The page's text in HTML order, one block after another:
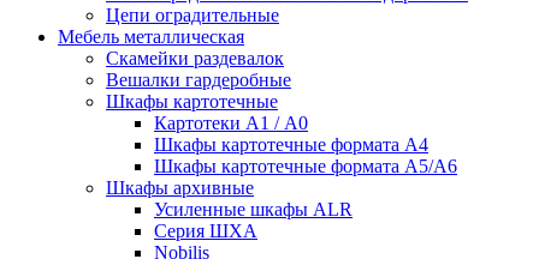
Цепи оградительные
Мебель металлическая
Скамейки раздевалок
Вешалки гардеробные
Шкафы картотечные
Картотеки А1 / А0
Шкафы картотечные формата А4
Шкафы картотечные формата А5/А6
Шкафы архивные
Усиленные шкафы ALR
Серия ШХА
Nobilis